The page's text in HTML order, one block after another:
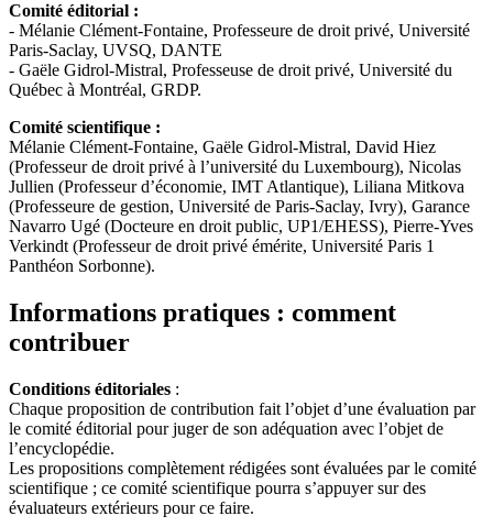
Comité éditorial :
- Mélanie Clément-Fontaine, Professeure de droit privé, Université
Paris-Saclay, UVSQ, DANTE
- Gaële Gidrol-Mistral, Professeuse de droit privé, Université du
Québec à Montréal, GRDP.
Comité scientifique :
Mélanie Clément-Fontaine, Gaële Gidrol-Mistral, David Hiez
(Professeur de droit privé à l’université du Luxembourg), Nicolas
Jullien (Professeur d’économie, IMT Atlantique), Liliana Mitkova
(Professeure de gestion, Université de Paris-Saclay, Ivry), Garance
Navarro Ugé (Docteure en droit public, UP1/EHESS), Pierre-Yves
Verkindt (Professeur de droit privé émérite, Université Paris 1
Panthéon Sorbonne).
Informations pratiques : comment
contribuer
Conditions éditoriales :
Chaque proposition de contribution fait l’objet d’une évaluation par
le comité éditorial pour juger de son adéquation avec l’objet de
l’encyclopédie.
Les propositions complètement rédigées sont évaluées par le comité
scientifique ; ce comité scientifique pourra s’appuyer sur des
évaluateurs extérieurs pour ce faire.